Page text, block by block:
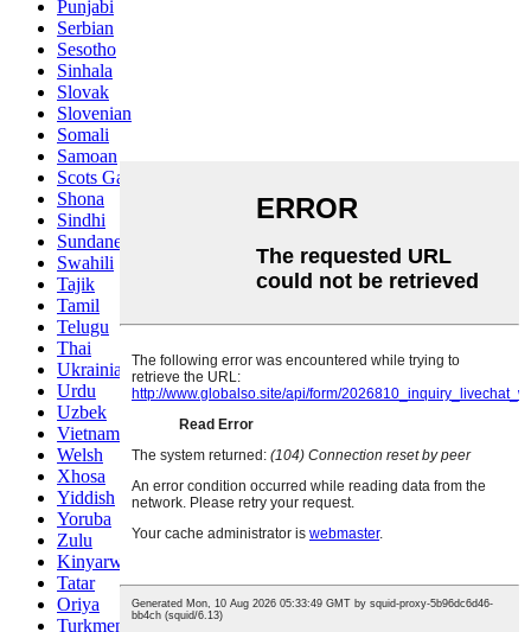
Punjabi
Serbian
Sesotho
Sinhala
Slovak
Slovenian
Somali
Samoan
Scots Gaelic
Shona
Sindhi
Sundanese
Swahili
Tajik
Tamil
Telugu
Thai
Ukrainian
Urdu
Uzbek
Vietnamese
Welsh
Xhosa
Yiddish
Yoruba
Zulu
Kinyarwanda
Tatar
Oriya
Turkmen